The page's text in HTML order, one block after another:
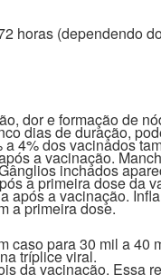
horas (dependendo
dor e formação de
dias de duração,
4% dos vacinados
a vacinação.
inchados
a primeira dose da
após a vacinação.
a primeira dose.
caso para 30 mil a
tríplice viral.
da vacinação. Essa